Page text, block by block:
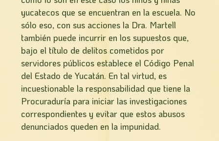
yucatecos que se encuentran en la escuela. No
sólo eso, con sus acciones la Dra. Martell
también puede incurrir en los supuestos que,
bajo el tí­tulo de delitos cometidos por
servidores públicos establece el Código Penal
del Estado de Yucatán. En tal virtud, es
incuestionable la responsabilidad que tiene la
Procuradurí­a para iniciar las investigaciones
correspondientes y evitar que estos abusos
denunciados queden en la impunidad.